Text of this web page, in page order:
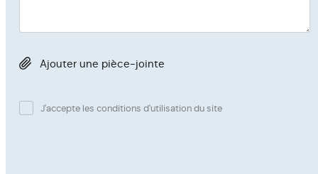
Ajouter une pièce-jointe
J'accepte les conditions d'utilisation du site